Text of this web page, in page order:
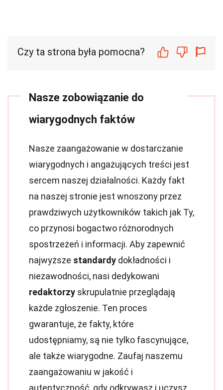
Czy ta strona była pomocna?
Nasze zobowiązanie do
wiarygodnych faktów
Nasze zaangażowanie w dostarczanie
wiarygodnych i angażujących treści jest
sercem naszej działalności. Każdy fakt
na naszej stronie jest wnoszony przez
prawdziwych użytkowników takich jak Ty,
co przynosi bogactwo różnorodnych
spostrzeżeń i informacji. Aby zapewnić
najwyższe standardy dokładności i
niezawodności, nasi dedykowani
redaktorzy skrupulatnie przeglądają
każde zgłoszenie. Ten proces
gwarantuje, że fakty, które
udostępniamy, są nie tylko fascynujące,
ale także wiarygodne. Zaufaj naszemu
zaangażowaniu w jakość i
autentyczność, gdy odkrywasz i uczysz